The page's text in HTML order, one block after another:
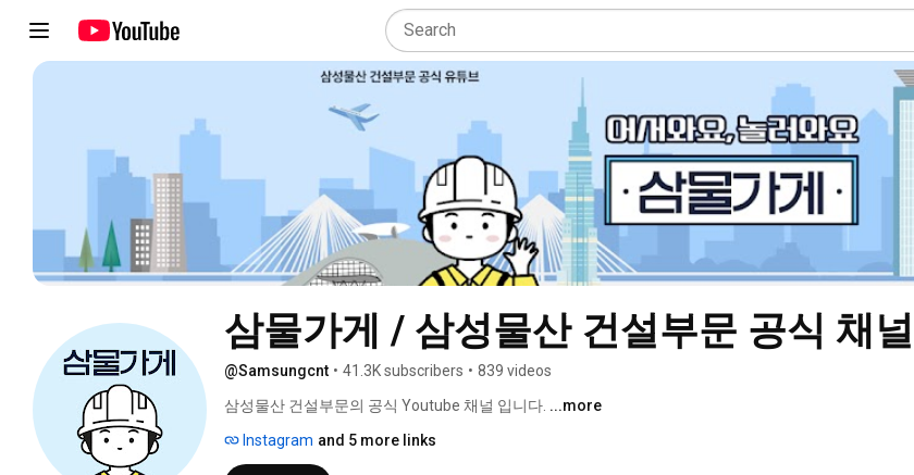
삼물가게 / 삼성물산 건설부문 공식 채널
@Samsungcnt • 41.3K subscribers • 839 videos
삼성물산 건설부문의 공식 Youtube 채널 입니다. ...more
Instagram and 5 more links